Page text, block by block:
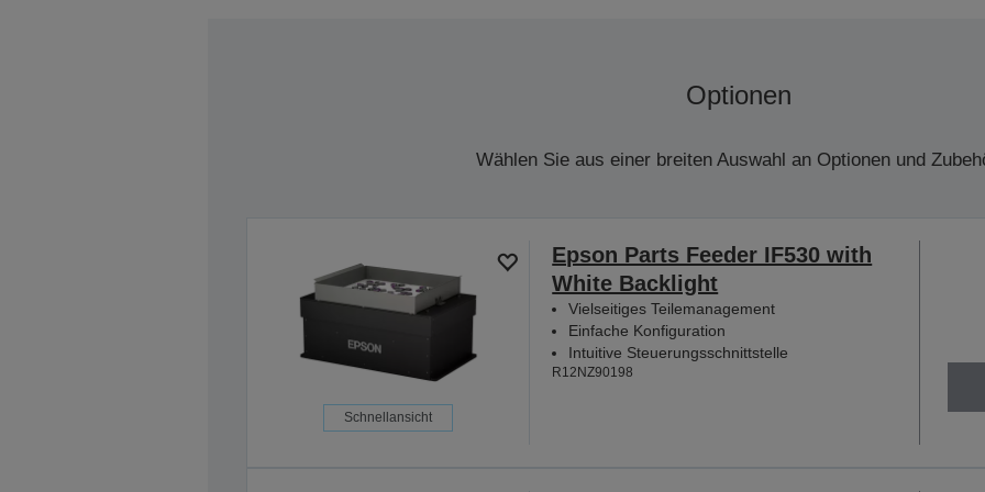
Optionen
Wählen Sie aus einer breiten Auswahl an Optionen und
Schnellansicht
Epson Parts Feeder IF530 with
White Backlight
Vielseitiges Teilemanagement
Einfache Konfiguration
Intuitive Steuerungsschnittstelle
R12NZ90198